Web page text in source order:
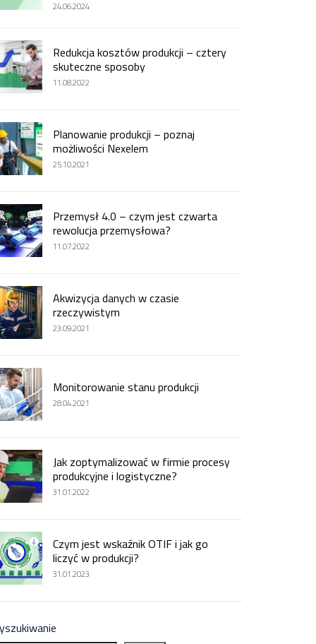
24.06.2024
Redukcja kosztów produkcji – cztery
skuteczne sposoby
11.08.2022
Planowanie produkcji – poznaj
możliwości Nexelem
25.10.2021
Przemysł 4.0 – czym jest czwarta
rewolucja przemysłowa?
11.07.2022
Akwizycja danych w czasie
rzeczywistym
23.09.2021
Monitorowanie stanu produkcji
28.04.2021
Jak zoptymalizować w firmie procesy
produkcyjne i logistyczne?
31.01.2022
Czym jest wskaźnik OTIF i jak go
liczyć w produkcji?
31.01.2023